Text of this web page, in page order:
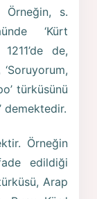
Örneğin, s.
‘Kürt
de,
türküsünü
demektedir.
Örneğin
edildiği
Arap